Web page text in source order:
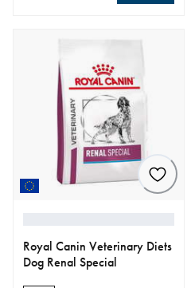
Royal Canin Veterinary Diets
Dog Renal Special